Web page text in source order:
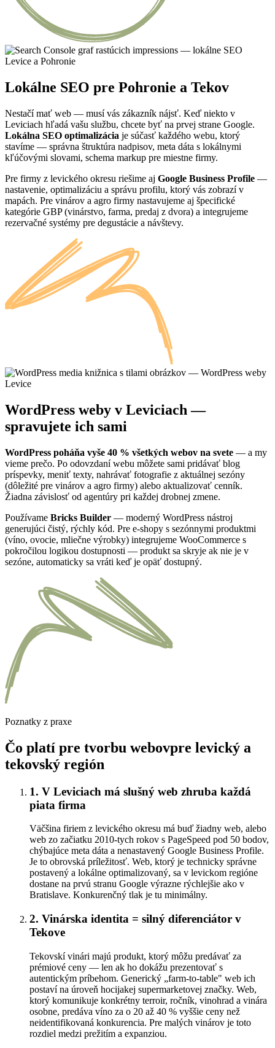
Lokálne SEO pre Pohronie a Tekov
Nestačí mať web — musí vás zákazník nájsť. Keď niekto v
Leviciach hľadá vašu službu, chcete byť na prvej strane Google.
Lokálna SEO optimalizácia je súčasť každého webu, ktorý
stavíme — správna štruktúra nadpisov, meta dáta s lokálnymi
kľúčovými slovami, schema markup pre miestne firmy.
Pre firmy z levického okresu riešime aj Google Business Profile —
nastavenie, optimalizáciu a správu profilu, ktorý vás zobrazí v
mapách. Pre vinárov a agro firmy nastavujeme aj špecifické
kategórie GBP (vinárstvo, farma, predaj z dvora) a integrujeme
rezervačné systémy pre degustácie a návštevy.
WordPress weby v Leviciach —
spravujete ich sami
WordPress poháňa vyše 40 % všetkých webov na svete — a my
vieme prečo. Po odovzdaní webu môžete sami pridávať blog
príspevky, meniť texty, nahrávať fotografie z aktuálnej sezóny
(dôležité pre vinárov a agro firmy) alebo aktualizovať cenník.
Žiadna závislosť od agentúry pri každej drobnej zmene.
Používame Bricks Builder — moderný WordPress nástroj
generujúci čistý, rýchly kód. Pre e-shopy s sezónnymi produktmi
(víno, ovocie, mliečne výrobky) integrujeme WooCommerce s
pokročilou logikou dostupnosti — produkt sa skryje ak nie je v
sezóne, automaticky sa vráti keď je opäť dostupný.
Poznatky z praxe
Čo platí pre tvorbu webovpre levický a
tekovský región
1. V Leviciach má slušný web zhruba každá
piata firma
Väčšina firiem z levického okresu má buď žiadny web, alebo
web zo začiatku 2010-tych rokov s PageSpeed pod 50 bodov,
chýbajúce meta dáta a nenastavený Google Business Profile.
Je to obrovská príležitosť. Web, ktorý je technicky správne
postavený a lokálne optimalizovaný, sa v levickom regióne
dostane na prvú stranu Google výrazne rýchlejšie ako v
Bratislave. Konkurenčný tlak je tu minimálny.
2. Vinárska identita = silný diferenciátor v
Tekove
Tekovskí vinári majú produkt, ktorý môžu predávať za
prémiové ceny — len ak ho dokážu prezentovať s
autentickým príbehom. Generický „farm-to-table" web ich
postaví na úroveň hocijakej supermarketovej značky. Web,
ktorý komunikuje konkrétny terroir, ročník, vinohrad a vinára
osobne, predáva víno za o 20 až 40 % vyššie ceny než
neidentifikovaná konkurencia. Pre malých vinárov je toto
rozdiel medzi prežitím a expanziou.